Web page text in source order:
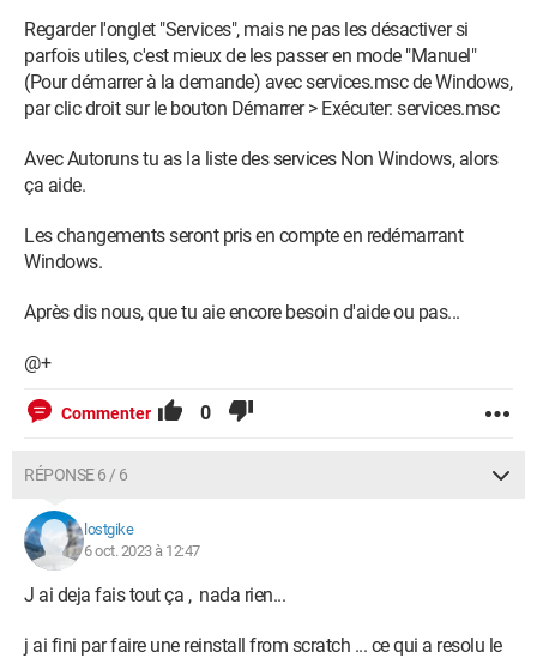
Regarder l'onglet "Services", mais ne pas les désactiver si
parfois utiles, c'est mieux de les passer en mode "Manuel"
(Pour démarrer à la demande) avec services.msc de Windows,
par clic droit sur le bouton Démarrer > Exécuter: services.msc
Avec Autoruns tu as la liste des services Non Windows, alors
ça aide.
Les changements seront pris en compte en redémarrant
Windows.
Après dis nous, que tu aie encore besoin d'aide ou pas...
@+
Commenter 0
RÉPONSE 6 / 6
lostgike
6 oct. 2023 à 12:47
J ai deja fais tout ça , nada rien...
j ai fini par faire une reinstall from scratch ... ce qui a resolu le